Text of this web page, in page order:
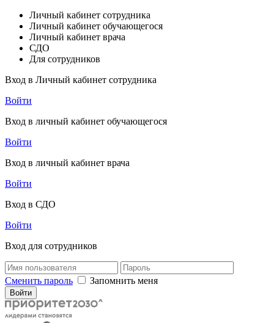
Личный кабинет сотрудника
Личный кабинет обучающегося
Личный кабинет врача
СДО
Для сотрудников
Вход в Личный кабинет сотрудника
Войти
Вход в личный кабинет обучающегося
Войти
Вход в личный кабинет врача
Войти
Вход в СДО
Войти
Вход для сотрудников
Сменить пароль Запомнить меня